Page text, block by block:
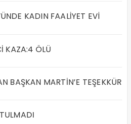
KADIN FAALİYET EVİ
KAZA:4 ÖLÜ
BAŞKAN MARTİN’E TEŞEKKÜR